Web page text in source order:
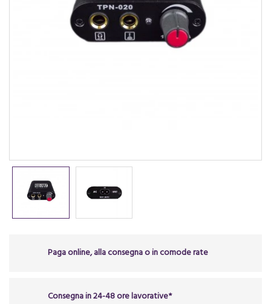
Paga online, alla consegna o in comode rate
Consegna in 24-48 ore lavorative*